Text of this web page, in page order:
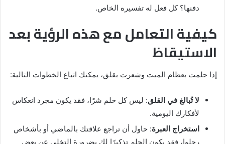
دفنها؟ كل فعل له تفسيره الخاص.
كيفية التعامل مع هذه الرؤية بعد
الاستيقاظ
إذا حلمت بعظام الميت وشعرت بقلق، يمكنك اتباع الخطوات التالية:
لا تُبالغ في القلق: ليس كل حلم شرًا، فقد يكون مجرد انعكاس
لأفكارك اليومية.
استخراج العبرة: حاول أن تراجع علاقتك بالماضي أو بأشخاص
رحلوا، فقد يكون الحلم تذكيرًا لك بضرورة التخلي عن بعض